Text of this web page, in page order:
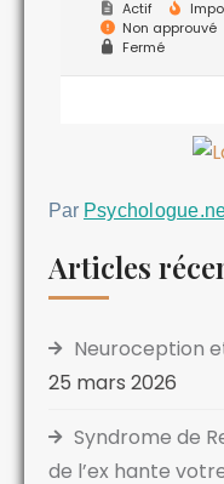
Actif
Non approuvé
Fermé
Par
Articles
Neuroception
25 mars 2026
Syndrome de
de l’ex hante